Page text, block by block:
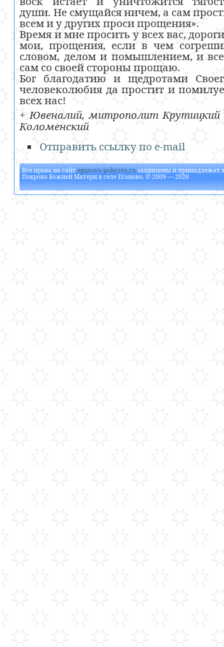
души. Не смущайся ничем, а сам
всем и у других проси прощения».
Время и мне просить у всех вас,
мои, прощения, если в чем
словом, делом и помышлением, и
сам со своей стороны прощаю.
Бог благодатию и щедротами
человеколюбия да простит и
всех нас!
+ Ювеналий, митрополит Крутицкий
Коломенский
Отправить ссылку по e-mail
Все права на сайтeganovo-pokrova.ruзащищены и принадлежат
Покрова Божией Матери в селе Еганово. © 2009 — 2026